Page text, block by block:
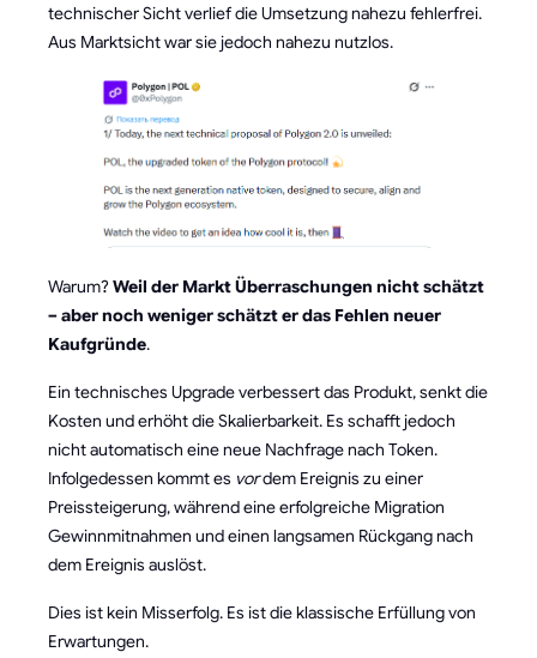
technischer Sicht verlief die Umsetzung nahezu fehlerfrei.
Aus Marktsicht war sie jedoch nahezu nutzlos.
Warum?Weil der Markt Überraschungen nicht schätzt
– aber noch weniger schätzt er das Fehlen neuer
Kaufgründe.
Ein technisches Upgrade verbessert das Produkt, senkt die
Kosten und erhöht die Skalierbarkeit. Es schafft jedoch
nicht automatisch eine neue Nachfrage nach Token.
Infolgedessen kommt es vordem Ereignis zu einer
Preissteigerung, während eine erfolgreiche Migration
Gewinnmitnahmen und einen langsamen Rückgang nach
dem Ereignis auslöst.
Dies ist kein Misserfolg. Es ist die klassische Erfüllung von
Erwartungen.